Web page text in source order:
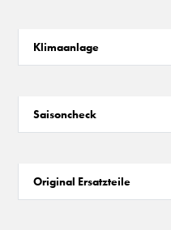
Klimaanlage
Saisoncheck
Original Ersatzteile